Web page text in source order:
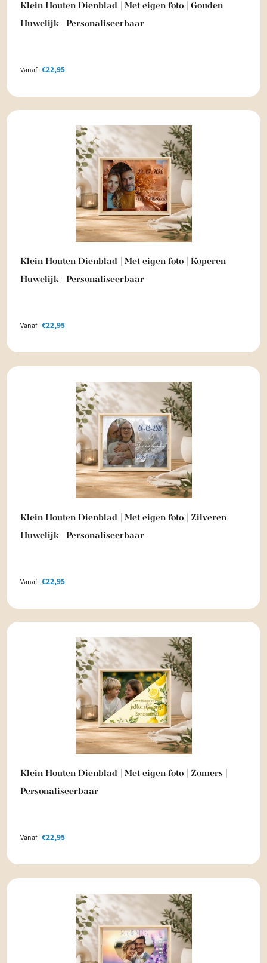
Klein Houten Dienblad | Met eigen foto | Gouden
Huwelijk | Personaliseerbaar
Vanaf €22,95
Klein Houten Dienblad | Met eigen foto | Koperen
Huwelijk | Personaliseerbaar
Vanaf €22,95
Klein Houten Dienblad | Met eigen foto | Zilveren
Huwelijk | Personaliseerbaar
Vanaf €22,95
Klein Houten Dienblad | Met eigen foto | Zomers |
Personaliseerbaar
Vanaf €22,95